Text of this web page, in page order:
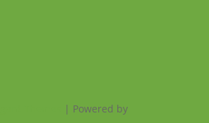
| Powered by